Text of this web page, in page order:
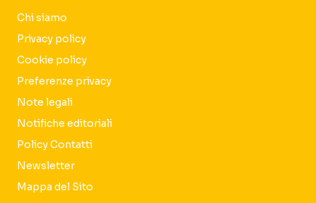
Chi siamo
Privacy policy
Cookie policy
Preferenze privacy
Note legali
Notifiche editoriali
Policy Contatti
Newsletter
Mappa del Sito